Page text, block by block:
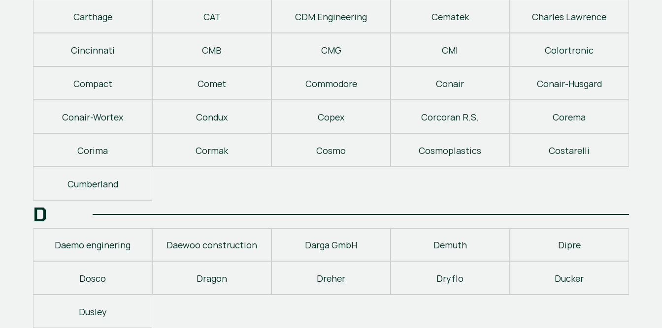
Carthage CAT CDM Engineering Cematek Charles Lawrence
Cincinnati CMB CMG CMI Colortronic
Compact Comet Commodore Conair Conair-Husgard
Conair-Wortex Condux Copex Corcoran R.S. Corema
Corima Cormak Cosmo Cosmoplastics Costarelli
Cumberland
D
Daemo enginering Daewoo construction Darga GmbH Demuth Dipre
Dosco Dragon Dreher Dryflo Ducker
Dusley